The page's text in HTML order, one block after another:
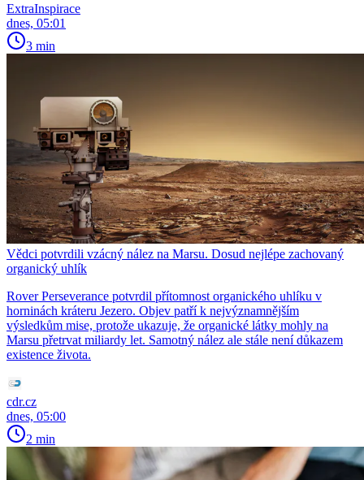
ExtraInspirace
dnes, 05:01
3 min
Vědci potvrdili vzácný nález na Marsu. Dosud nejlépe zachovaný
organický uhlík
Rover Perseverance potvrdil přítomnost organického uhlíku v
horninách kráteru Jezero. Objev patří k nejvýznamnějším
výsledkům mise, protože ukazuje, že organické látky mohly na
Marsu přetrvat miliardy let. Samotný nález ale stále není důkazem
existence života.
cdr.cz
dnes, 05:00
2 min